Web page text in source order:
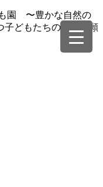
園 〜豊かな自然の
子どもたちの成長を願